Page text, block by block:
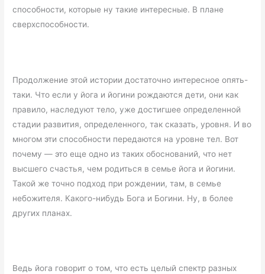
способности, которые ну такие интересные. В плане
сверхспособности.
Продолжение этой истории достаточно интересное опять-
таки. Что если у йога и йогини рождаются дети, они как
правило, наследуют тело, уже достигшее определенной
стадии развития, определенного, так сказать, уровня. И во
многом эти способности передаются на уровне тел. Вот
почему — это еще одно из таких обоснований, что нет
высшего счастья, чем родиться в семье йога и йогини.
Такой же точно подход при рождении, там, в семье
небожителя. Какого-нибудь Бога и Богини. Ну, в более
других планах.
Ведь йога говорит о том, что есть целый спектр разных